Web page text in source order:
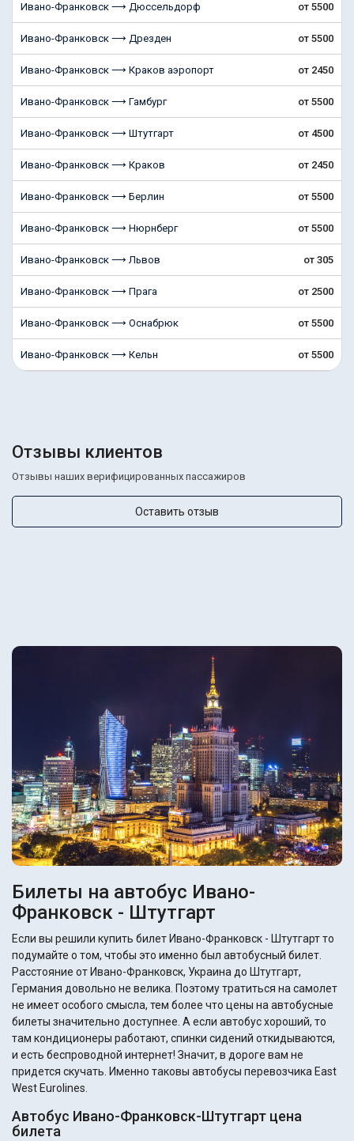
Ивано-Франковск ⟶ Дюссельдорф от 5500
Ивано-Франковск ⟶ Дрезден от 5500
Ивано-Франковск ⟶ Краков аэропорт от 2450
Ивано-Франковск ⟶ Гамбург от 5500
Ивано-Франковск ⟶ Штутгарт от 4500
Ивано-Франковск ⟶ Краков от 2450
Ивано-Франковск ⟶ Берлин от 5500
Ивано-Франковск ⟶ Нюрнберг от 5500
Ивано-Франковск ⟶ Львов от 305
Ивано-Франковск ⟶ Прага от 2500
Ивано-Франковск ⟶ Оснабрюк от 5500
Ивано-Франковск ⟶ Кельн от 5500
Отзывы клиентов
Отзывы наших верифицированных пассажиров
Оставить отзыв
Билеты на автобус Ивано-
Франковск - Штутгарт
Если вы решили купить билет Ивано-Франковск - Штутгарт то
подумайте о том, чтобы это именно был автобусный билет.
Расстояние от Ивано-Франковск, Украина до Штутгарт,
Германия довольно не велика. Поэтому тратиться на самолет
не имеет особого смысла, тем более что цены на автобусные
билеты значительно доступнее. А если автобус хороший, то
там кондиционеры работают, спинки сидений откидываются,
и есть беспроводной интернет! Значит, в дороге вам не
придется скучать. Именно таковы автобусы перевозчика East
West Eurolines.
Автобус Ивано-Франковск-Штутгарт цена
билета